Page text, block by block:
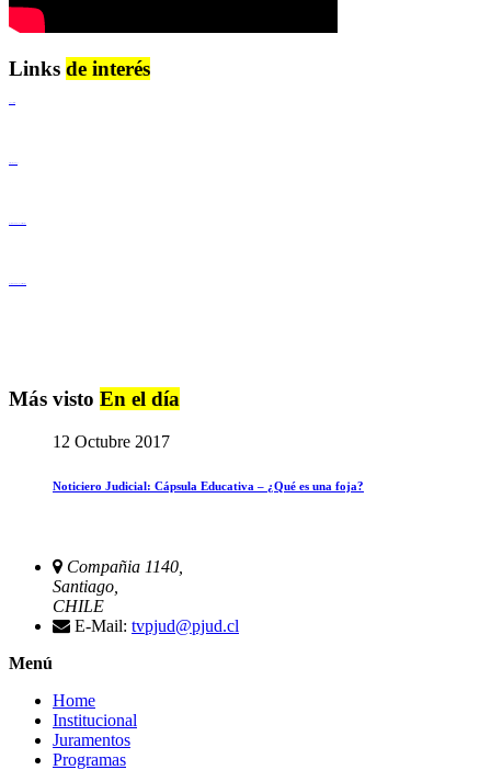
Links de interés
Más visto En el día
12 Octubre 2017
Noticiero Judicial: Cápsula Educativa – ¿Qué es una foja?
Compañia 1140,
Santiago,
CHILE
E-Mail: tvpjud@pjud.cl
Menú
Home
Institucional
Juramentos
Programas